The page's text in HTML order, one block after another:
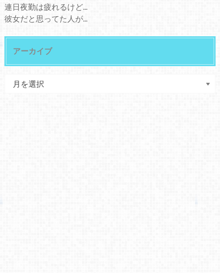
連日夜勤は疲れるけど...
彼女だと思ってた人が...
アーカイブ